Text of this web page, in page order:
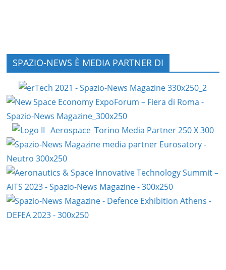
SPAZIO-NEWS È MEDIA PARTNER DI